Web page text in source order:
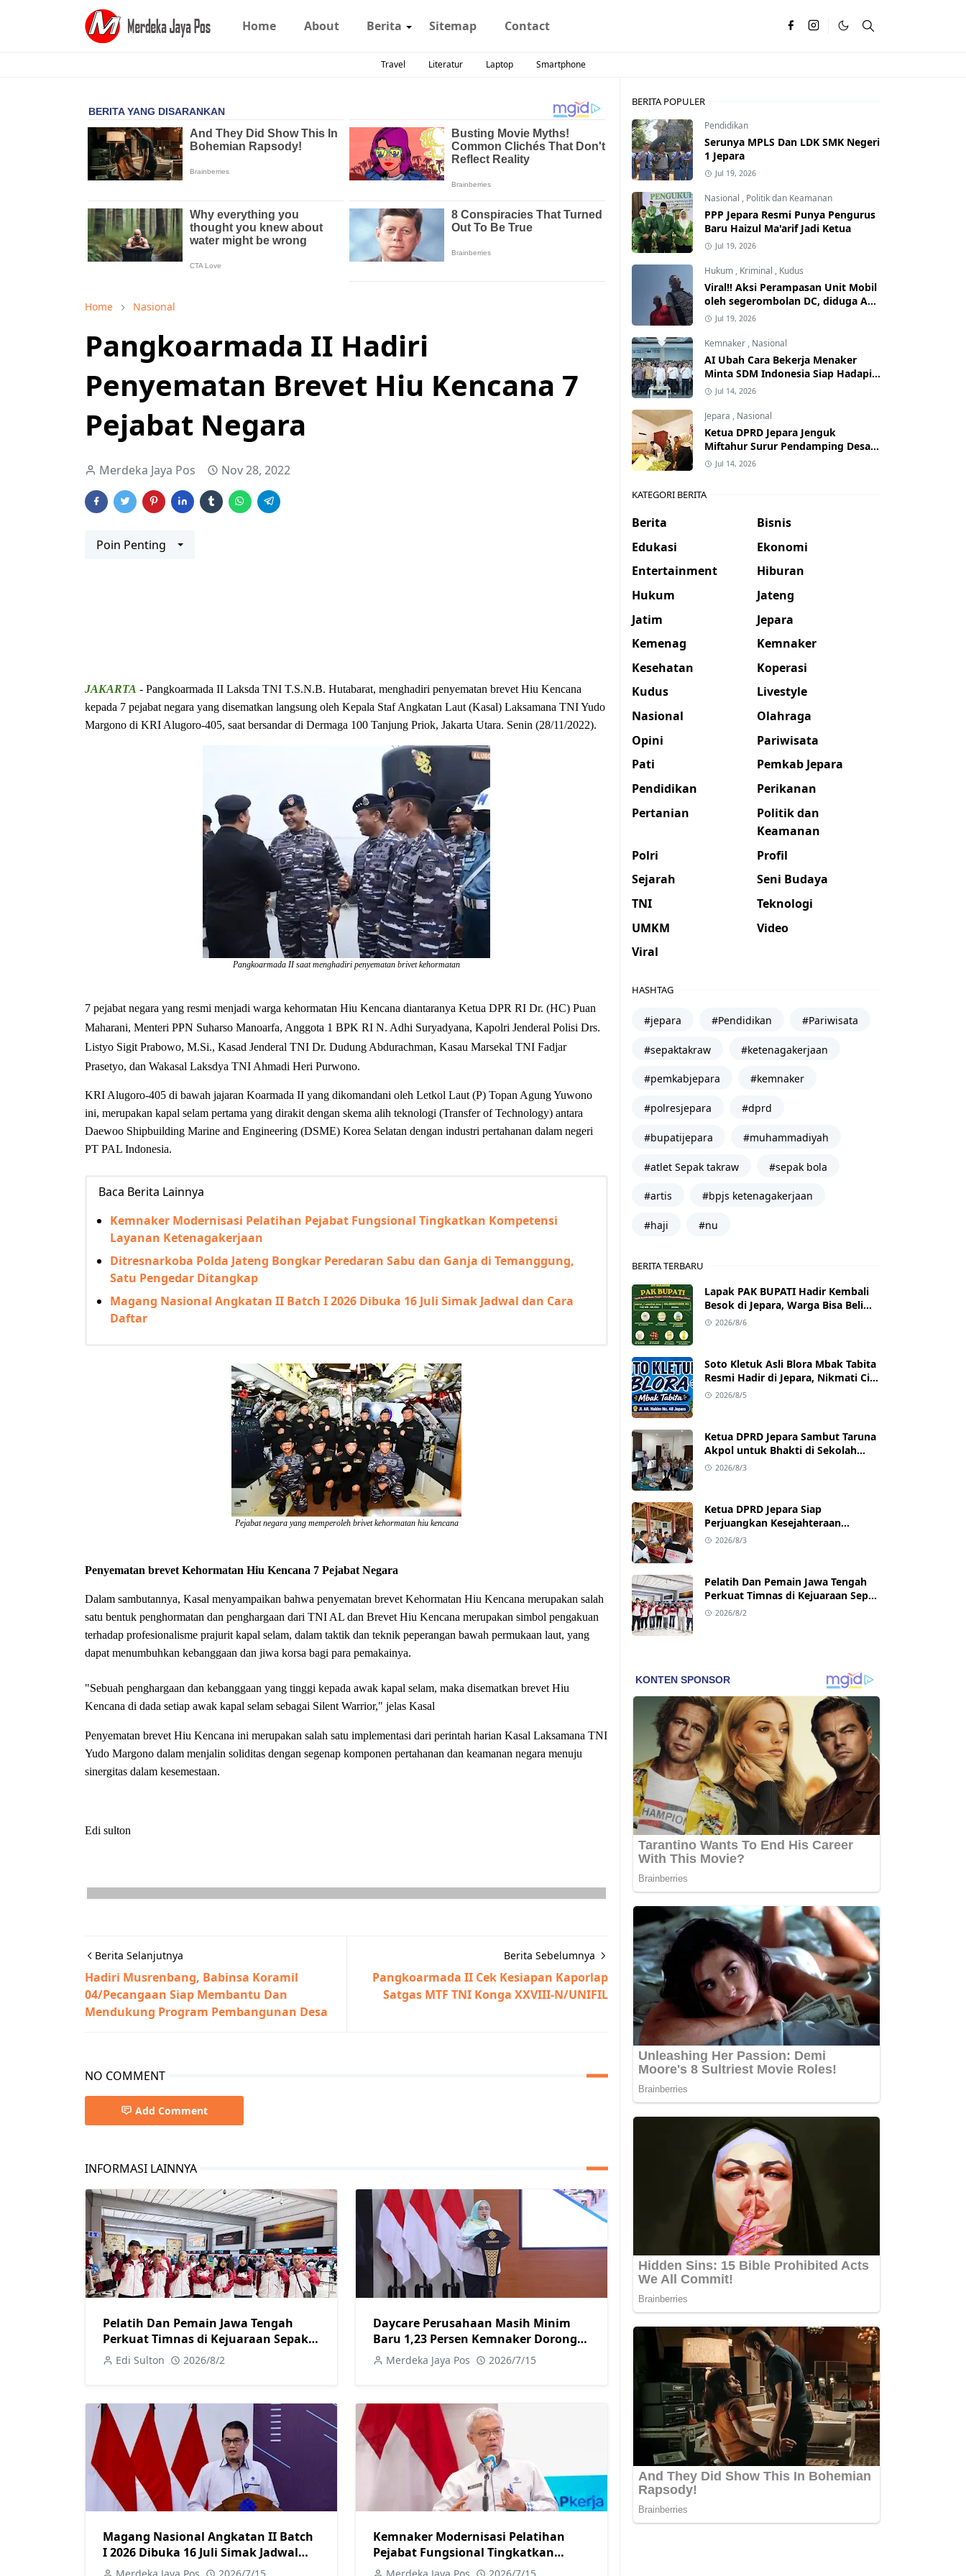
Home About Berita Sitemap Contact
Travel Literatur Laptop Smartphone
Home Nasional
Pangkoarmada II Hadiri
Penyematan Brevet Hiu Kencana 7
Pejabat Negara
Merdeka Jaya Pos Nov 28, 2022
Poin Penting
JAKARTA - Pangkoarmada II Laksda TNI T.S.N.B. Hutabarat, menghadiri penyematan brevet Hiu Kencana
kepada 7 pejabat negara yang disematkan langsung oleh Kepala Staf Angkatan Laut (Kasal) Laksamana TNI Yudo
Margono di KRI Alugoro-405, saat bersandar di Dermaga 100 Tanjung Priok, Jakarta Utara. Senin (28/11/2022).
Pangkoarmada II saat menghadiri penyematan brivet kehormatan
7 pejabat negara yang resmi menjadi warga kehormatan Hiu Kencana diantaranya Ketua DPR RI Dr. (HC) Puan
Maharani, Menteri PPN Suharso Manoarfa, Anggota 1 BPK RI N. Adhi Suryadyana, Kapolri Jenderal Polisi Drs.
Listyo Sigit Prabowo, M.Si., Kasad Jenderal TNI Dr. Dudung Abdurachman, Kasau Marsekal TNI Fadjar
Prasetyo, dan Wakasal Laksdya TNI Ahmadi Heri Purwono.
KRI Alugoro-405 di bawah jajaran Koarmada II yang dikomandani oleh Letkol Laut (P) Topan Agung Yuwono
ini, merupakan kapal selam pertama yang dirakit dengan skema alih teknologi (Transfer of Technology) antara
Daewoo Shipbuilding Marine and Engineering (DSME) Korea Selatan dengan industri pertahanan dalam negeri
PT PAL Indonesia.
Baca Berita Lainnya
Kemnaker Modernisasi Pelatihan Pejabat Fungsional Tingkatkan Kompetensi
Layanan Ketenagakerjaan
Ditresnarkoba Polda Jateng Bongkar Peredaran Sabu dan Ganja di Temanggung,
Satu Pengedar Ditangkap
Magang Nasional Angkatan II Batch I 2026 Dibuka 16 Juli Simak Jadwal dan Cara
Daftar
Pejabat negara yang memperoleh brivet kehormatan hiu kencana
Penyematan brevet Kehormatan Hiu Kencana 7 Pejabat Negara
Dalam sambutannya, Kasal menyampaikan bahwa penyematan brevet Kehormatan Hiu Kencana merupakan salah
satu bentuk penghormatan dan penghargaan dari TNI AL dan Brevet Hiu Kencana merupakan simbol pengakuan
terhadap profesionalisme prajurit kapal selam, dalam taktik dan teknik peperangan bawah permukaan laut, yang
dapat menumbuhkan kebanggaan dan jiwa korsa bagi para pemakainya.
"Sebuah penghargaan dan kebanggaan yang tinggi kepada awak kapal selam, maka disematkan brevet Hiu
Kencana di dada setiap awak kapal selam sebagai Silent Warrior," jelas Kasal
Penyematan brevet Hiu Kencana ini merupakan salah satu implementasi dari perintah harian Kasal Laksamana TNI
Yudo Margono dalam menjalin soliditas dengan segenap komponen pertahanan dan keamanan negara menuju
sinergitas dalam kesemestaan.
Edi sulton
Berita Selanjutnya
Hadiri Musrenbang, Babinsa Koramil
04/Pecangaan Siap Membantu Dan
Mendukung Program Pembangunan Desa
Berita Sebelumnya
Pangkoarmada II Cek Kesiapan Kaporlap
Satgas MTF TNI Konga XXVIII-N/UNIFIL
NO COMMENT
Add Comment
INFORMASI LAINNYA
Pelatih Dan Pemain Jawa Tengah
Perkuat Timnas di Kejuaraan Sepak
takraw Internasional
Edi Sulton 2026/8/2
Daycare Perusahaan Masih Minim
Baru 1,23 Persen Kemnaker Dorong
Tempat Kerja Ramah Keluarga
Merdeka Jaya Pos 2026/7/15
Magang Nasional Angkatan II Batch
I 2026 Dibuka 16 Juli Simak Jadwal
dan Cara Daftar
Kemnaker Modernisasi Pelatihan
Pejabat Fungsional Tingkatkan
Kompetensi Layanan
BERITA POPULER
Pendidikan
Serunya MPLS Dan LDK SMK Negeri
1 Jepara
Jul 19, 2026
Nasional , Politik dan Keamanan
PPP Jepara Resmi Punya Pengurus
Baru Haizul Ma'arif Jadi Ketua
Jul 19, 2026
Hukum , Kriminal , Kudus
Viral!! Aksi Perampasan Unit Mobil
oleh segerombolan DC, diduga Ada
Dalangnya
Jul 19, 2026
Kemnaker , Nasional
AI Ubah Cara Bekerja Menaker
Minta SDM Indonesia Siap Hadapi
Dunia Kerja Baru
Jul 14, 2026
Jepara , Nasional
Ketua DPRD Jepara Jenguk
Miftahur Surur Pendamping Desa
yang Sakit
Jul 14, 2026
KATEGORI BERITA
Berita
Bisnis
Edukasi
Ekonomi
Entertainment
Hiburan
Hukum
Jateng
Jatim
Jepara
Kemenag
Kemnaker
Kesehatan
Koperasi
Kudus
Livestyle
Nasional
Olahraga
Opini
Pariwisata
Pati
Pemkab Jepara
Pendidikan
Perikanan
Pertanian
Politik dan
Keamanan
Polri
Profil
Sejarah
Seni Budaya
TNI
Teknologi
UMKM
Video
Viral
HASHTAG
#jepara #Pendidikan #Pariwisata
#sepaktakraw #ketenagakerjaan
#pemkabjepara #kemnaker
#polresjepara #dprd
#bupatijepara #muhammadiyah
#atlet Sepak takraw #sepak bola
#artis #bpjs ketenagakerjaan
#haji #nu
BERITA TERBARU
Lapak PAK BUPATI Hadir Kembali
Besok di Jepara, Warga Bisa Beli
Beras hingga Minyak Goreng
2026/8/6
Soto Kletuk Asli Blora Mbak Tabita
Resmi Hadir di Jepara, Nikmati Cita
Rasa Autentik Mulai Rp10 Ribu
2026/8/5
Ketua DPRD Jepara Sambut Taruna
Akpol untuk Bhakti di Sekolah
Rakyat Jepara
2026/8/3
Ketua DPRD Jepara Siap
Perjuangkan Kesejahteraan
Satlinmas Jepara
2026/8/3
Pelatih Dan Pemain Jawa Tengah
Perkuat Timnas di Kejuaraan Sepak
takraw Internasional
2026/8/2